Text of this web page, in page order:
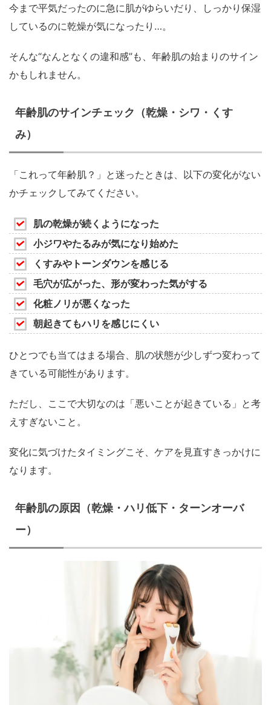
今まで平気だったのに急に肌がゆらいだり、しっかり保湿
しているのに乾燥が気になったり…。
そんな“なんとなくの違和感”も、年齢肌の始まりのサイン
かもしれません。
年齢肌のサインチェック（乾燥・シワ・くす
み）
「これって年齢肌？」と迷ったときは、以下の変化がない
かチェックしてみてください。
肌の乾燥が続くようになった
小ジワやたるみが気になり始めた
くすみやトーンダウンを感じる
毛穴が広がった、形が変わった気がする
化粧ノリが悪くなった
朝起きてもハリを感じにくい
ひとつでも当てはまる場合、肌の状態が少しずつ変わって
きている可能性があります。
ただし、ここで大切なのは「悪いことが起きている」と考
えすぎないこと。
変化に気づけたタイミングこそ、ケアを見直すきっかけに
なります。
年齢肌の原因（乾燥・ハリ低下・ターンオーバ
ー）